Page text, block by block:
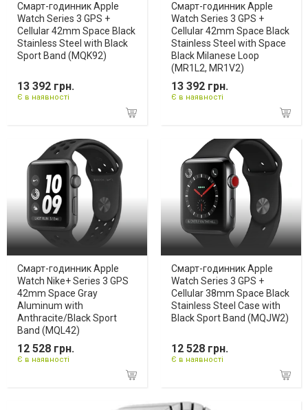
Смарт-годинник Apple
Watch Series 3 GPS +
Cellular 42mm Space Black
Stainless Steel with Black
Sport Band (MQK92)
13 392 грн.
Є в наявності
Смарт-годинник Apple
Watch Series 3 GPS +
Cellular 42mm Space Black
Stainless Steel with Space
Black Milanese Loop
(MR1L2, MR1V2)
13 392 грн.
Є в наявності
Смарт-годинник Apple
Watch Nike+ Series 3 GPS
42mm Space Gray
Aluminum with
Anthracite/Black Sport
Band (MQL42)
12 528 грн.
Є в наявності
Смарт-годинник Apple
Watch Series 3 GPS +
Cellular 38mm Space Black
Stainless Steel Case with
Black Sport Band (MQJW2)
12 528 грн.
Є в наявності